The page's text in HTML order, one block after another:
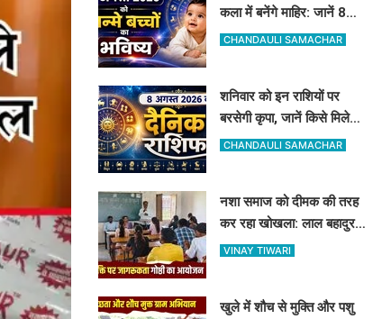
कला में बनेंगे माहिर: जानें 8
अगस्त को जन्मे बच्चों का जीवन
CHANDAULI SAMACHAR
शनिवार को इन राशियों पर
बरसेगी कृपा, जानें किसे मिलेगी
सफलता और किसे सावधानी की
CHANDAULI SAMACHAR
नशा समाज को दीमक की तरह
कर रहा खोखला: लाल बहादुर
शास्त्री कॉलेज में नशामुक्ति
VINAY TIWARI
खुले में शौच से मुक्ति और पशु